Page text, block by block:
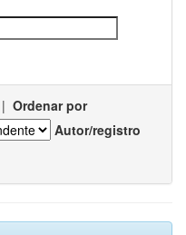
| Ordenar por
Autor/registro